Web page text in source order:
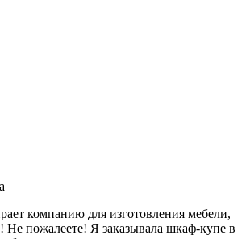
компанию для изготовления мебели,
пожалеете! Я заказывала шкаф-купе в